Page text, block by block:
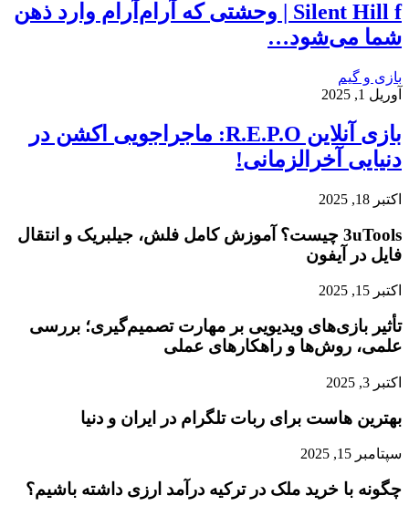
Silent Hill f | وحشتی که آرام‌آرام وارد ذهن
شما می‌شود…
بازی و گیم
آوریل 1, 2025
بازی آنلاین R.E.P.O: ماجراجویی اکشن در
دنیایی آخرالزمانی!
اکتبر 18, 2025
3uTools چیست؟ آموزش کامل فلش، جیلبریک و انتقال
فایل در آیفون
اکتبر 15, 2025
تأثیر بازی‌های ویدیویی بر مهارت تصمیم‌گیری؛ بررسی
علمی، روش‌ها و راهکارهای عملی
اکتبر 3, 2025
بهترین هاست برای ربات تلگرام در ایران و دنیا
سپتامبر 15, 2025
چگونه با خرید ملک در ترکیه درآمد ارزی داشته باشیم؟